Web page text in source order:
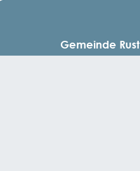
Gemeinde Rust